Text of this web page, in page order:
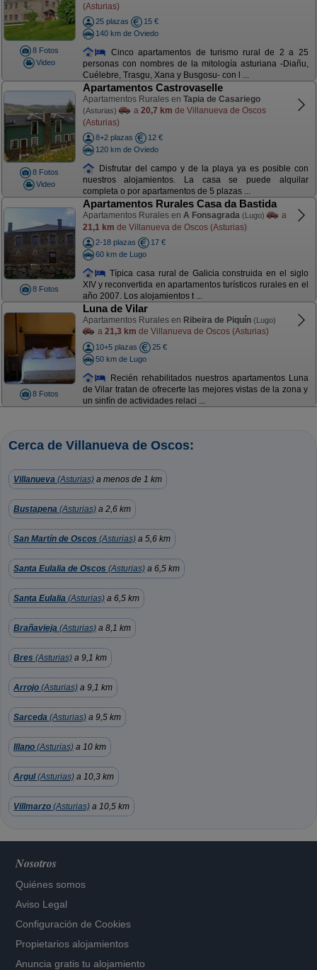
8 Fotos
Video
(Asturias)
25 plazas
15 €
140 km de Oviedo
Cinco apartamentos de turismo rural de 2 a 25
personas con nombres de la mitología asturiana -Diañu,
Cuélebre, Trasgu, Xana y Busgosu- con l ...
8 Fotos
Video
Apartamentos Castrovaselle
Apartamentos Rurales en Tapia de Casariego
(Asturias) a 20,7 km de Villanueva de Oscos
(Asturias)
8+2 plazas
12 €
120 km de Oviedo
Disfrutar del campo y de la playa ya es posible con
nuestros alojamientos. La casa se puede alquilar
completa o por apartamentos de 5 plazas ...
8 Fotos
Apartamentos Rurales Casa da Bastida
Apartamentos Rurales en A Fonsagrada (Lugo)
a
21,1 km de Villanueva de Oscos (Asturias)
2-18 plazas
17 €
60 km de Lugo
Típica casa rural de Galicia construida en el siglo
XIV y reconvertida en apartamentos turísticos rurales en el
año 2007. Los alojamientos t ...
8 Fotos
Luna de Vilar
Apartamentos Rurales en Ribeira de Piquín (Lugo)
a 21,3 km de Villanueva de Oscos (Asturias)
10+5 plazas
25 €
50 km de Lugo
Recién rehabilitados nuestros apartamentos Luna
de Vilar tratan de ofrecerte las mejores vistas de la zona y
un sinfín de actividades relaci ...
Cerca de Villanueva de Oscos:
Villanueva (Asturias) a menos de 1 km
Bustapena (Asturias) a 2,6 km
San Martín de Oscos (Asturias) a 5,6 km
Santa Eulalia de Oscos (Asturias) a 6,5 km
Santa Eulalia (Asturias) a 6,5 km
Brañavieja (Asturias) a 8,1 km
Bres (Asturias) a 9,1 km
Arrojo (Asturias) a 9,1 km
Sarceda (Asturias) a 9,5 km
Illano (Asturias) a 10 km
Argul(Asturias) a 10,3 km
Villmarzo (Asturias) a 10,5 km
Nosotros
Quiénes somos
Aviso Legal
Configuración de Cookies
Propietarios alojamientos
Anuncia gratis tu alojamiento